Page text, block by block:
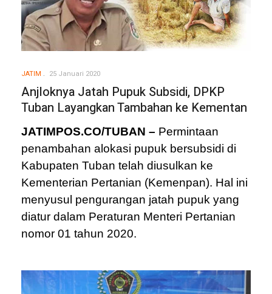
JATIM 25 Januari 2020
Anjloknya Jatah Pupuk Subsidi, DPKP
Tuban Layangkan Tambahan ke Kementan
JATIMPOS.CO/TUBAN – Permintaan
penambahan alokasi pupuk bersubsidi di
Kabupaten Tuban telah diusulkan ke
Kementerian Pertanian (Kemenpan). Hal ini
menyusul pengurangan jatah pupuk yang
diatur dalam Peraturan Menteri Pertanian
nomor 01 tahun 2020.